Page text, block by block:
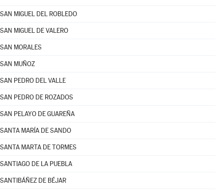
SAN MIGUEL DEL ROBLEDO
SAN MIGUEL DE VALERO
SAN MORALES
SAN MUÑOZ
SAN PEDRO DEL VALLE
SAN PEDRO DE ROZADOS
SAN PELAYO DE GUAREÑA
SANTA MARÍA DE SANDO
SANTA MARTA DE TORMES
SANTIAGO DE LA PUEBLA
SANTIBÁÑEZ DE BÉJAR